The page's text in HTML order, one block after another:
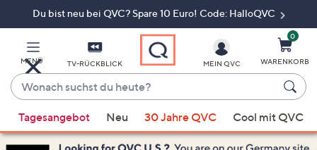
Du bist neu bei QVC? Spare 10 Euro! Code: HalloQVC
MENÜ TV-RÜCKBLICK
Wonach
suchst
du
heute?
Vorschläge
verfügbar
MEIN QVC
0
WARENKORB
Tagesangebot Neu 30 Jahre QVC Cool mit QVC